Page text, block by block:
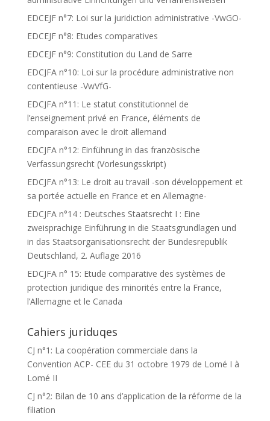
EDCEJF n°7: Loi sur la juridiction administrative -VwGO-
EDCEJF n°8: Etudes comparatives
EDCEJF n°9: Constitution du Land de Sarre
EDCJFA n°10: Loi sur la procédure administrative non
contentieuse -VwVfG-
EDCJFA n°11: Le statut constitutionnel de
l’enseignement privé en France, éléments de
comparaison avec le droit allemand
EDCJFA n°12: Einführung in das französische
Verfassungsrecht (Vorlesungsskript)
EDCJFA n°13: Le droit au travail -son développement et
sa portée actuelle en France et en Allemagne-
EDCJFA n°14 : Deutsches Staatsrecht I : Eine
zweisprachige Einführung in die Staatsgrundlagen und
in das Staatsorganisationsrecht der Bundesrepublik
Deutschland, 2. Auflage 2016
EDCJFA n° 15: Etude comparative des systèmes de
protection juridique des minorités entre la France,
l’Allemagne et le Canada
Cahiers juriduqes
CJ n°1: La coopération commerciale dans la
Convention ACP- CEE du 31 octobre 1979 de Lomé I à
Lomé II
CJ n°2: Bilan de 10 ans d’application de la réforme de la
filiation